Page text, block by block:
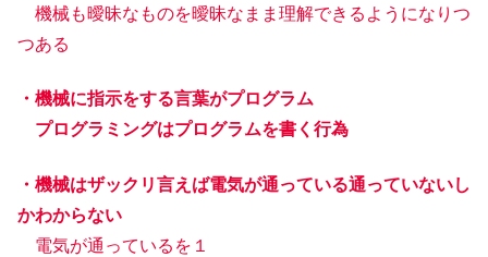
機械も曖昧なものを曖昧なまま理解できるようになりつ
つある
・機械に指示をする言葉がプログラム
プログラミングはプログラムを書く行為
・機械はザックリ言えば電気が通っている通っていないし
かわからない
電気が通っているを１